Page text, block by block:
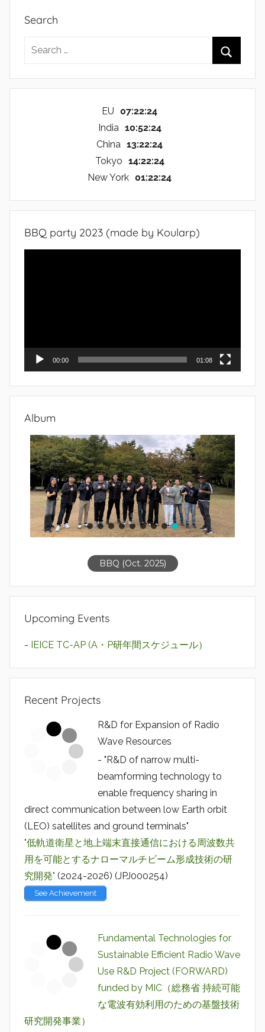
Search
Search
EU 07:22:25
India 10:52:25
China 13:22:25
Tokyo 14:22:25
New York 01:22:25
BBQ party 2023 (made by Koularp)
00:00 01:08
Album
BBQ (Oct. 2025)
Upcoming Events
- IEICE TC-AP (A・P研年間スケジュール）
Recent Projects
R&D for Expansion of Radio
Wave Resources
- "R&D of narrow multi-
beamforming technology to
enable frequency sharing in
direct communication between low Earth orbit
(LEO) satellites and ground terminals"
"低軌道衛星と地上端末直接通信における周波数共
用を可能とするナローマルチビーム形成技術の研
究開発" (2024-2026) (JPJ000254)
See Achievement
Fundamental Technologies for
Sustainable Efficient Radio Wave
Use R&D Project (FORWARD)
funded by MIC（総務省 持続可能
な電波有効利用のための基盤技術
研究開発事業）